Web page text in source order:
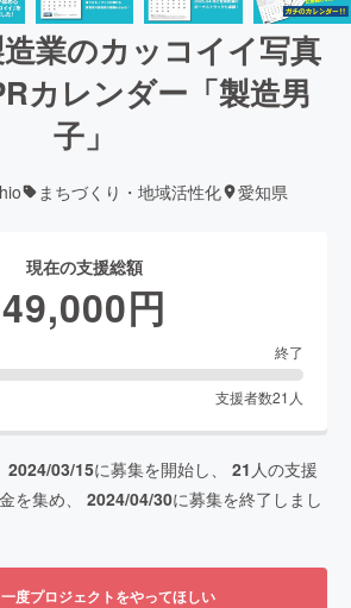
業のカッコイイ写真
カレンダー「製造男
子」
まちづくり・地域活性化 愛知県
現在の支援総額
49,000円
終了
支援者数21 人
2024/03/15に募集を開始し、 21 人の支援
を集め、 2024/04/30に募集を終了しまし
度プロジェクトをやってほしい